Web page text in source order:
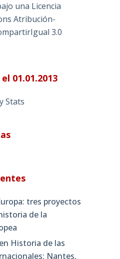
una Licencia
Atribución-
3.0
01.01.2013
Stats
tres proyectos
de la
Historia de las
Nantes,